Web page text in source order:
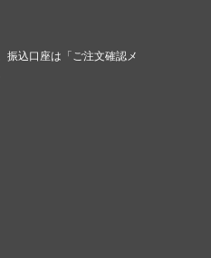
振込口座は「ご注文確認メ